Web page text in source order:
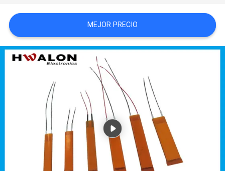
MAPA
DEL
SITIO
POLÍTICAS
PRIVACIDAD
MEJOR PRECIO